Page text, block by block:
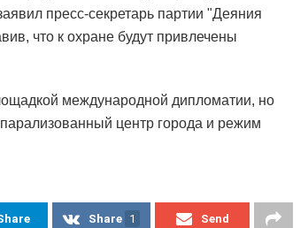
пресс-секретарь партии "Деяния
что к охране будут привлечены
международной дипломатии, но
центр города и режим
Share 1 Send